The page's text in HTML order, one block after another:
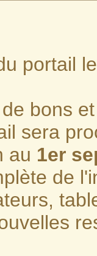
portail
bons
sera
au 1er
de